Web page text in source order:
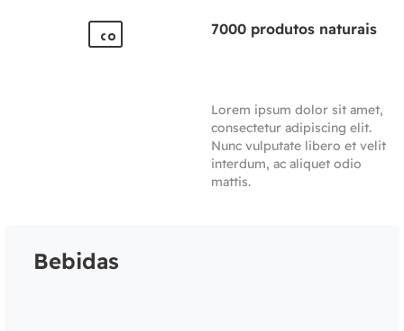
7000 produtos naturais
Lorem ipsum dolor sit amet,
consectetur adipiscing elit.
Nunc vulputate libero et velit
interdum, ac aliquet odio
mattis.
Bebidas